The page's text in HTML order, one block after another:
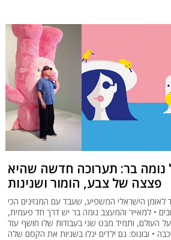
בר: תערוכה חדשה שהיא
פצצה של צבע, הומור ושנינות
לאומן הישראלי המשפיע, שעבד עם המגזינים הכי
• למאייר והמעצב נומה בר יש דרך חד פעמית,
העולם, ותמיד מבט שני בעבודות שלו חושף עוד
• ובונוס: גם ילדים יגלו בשניות את הקסם שלה